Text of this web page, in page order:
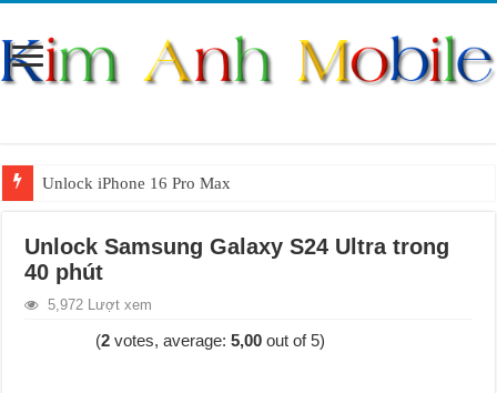
Unlock iPhone 16 Pro Max
Unlock Samsung Galaxy S26 Ultra
Unlock Samsung Galaxy S24 Ultra trong
40 phút
5,972 Lượt xem
(2 votes, average:5,00 out of 5)